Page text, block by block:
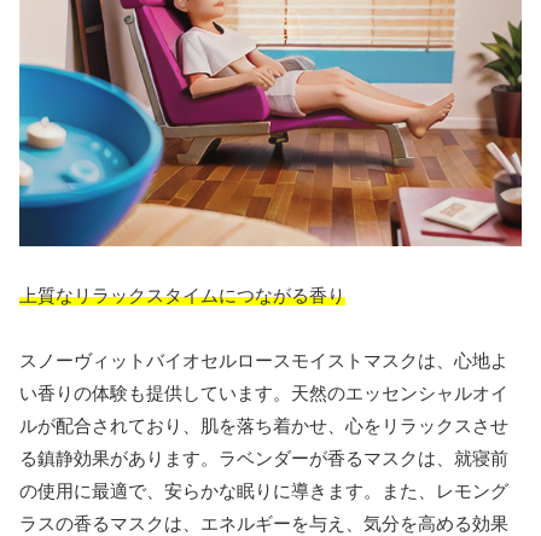
上質なリラックスタイムにつながる香り
スノーヴィットバイオセルロースモイストマスクは、心地よ
い香りの体験も提供しています。天然のエッセンシャルオイ
ルが配合されており、肌を落ち着かせ、心をリラックスさせ
る鎮静効果があります。ラベンダーが香るマスクは、就寝前
の使用に最適で、安らかな眠りに導きます。また、レモング
ラスの香るマスクは、エネルギーを与え、気分を高める効果